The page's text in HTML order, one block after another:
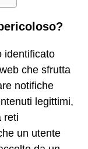
identificato
che sfrutta
notifiche
legittimi,
reti
un utente